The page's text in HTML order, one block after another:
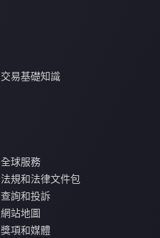
交易基礎知識
全球服務
法規和法律文件包
查詢和投訴
網站地圖
獎項和媒體